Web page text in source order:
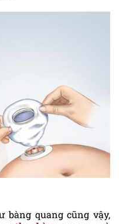
bàng quang cũng vậy,